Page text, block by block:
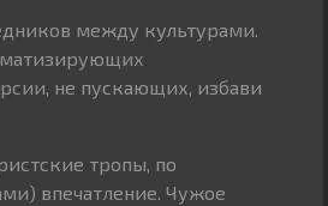
между культурами.
не пускающих, избави
тропы, по
впечатление. Чужое